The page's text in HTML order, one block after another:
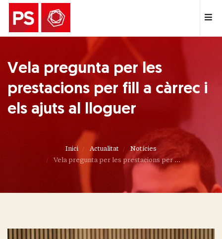
Vela pregunta per les
prestacions per fill a càrrec i
els ajuts al lloguer
Inici Actualitat
Notícies
Vela pregunta per les prestacions per ...